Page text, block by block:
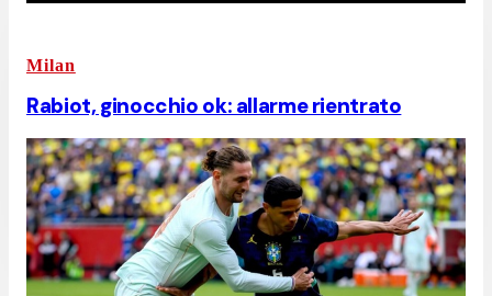
Milan
Rabiot, ginocchio ok: allarme rientrato